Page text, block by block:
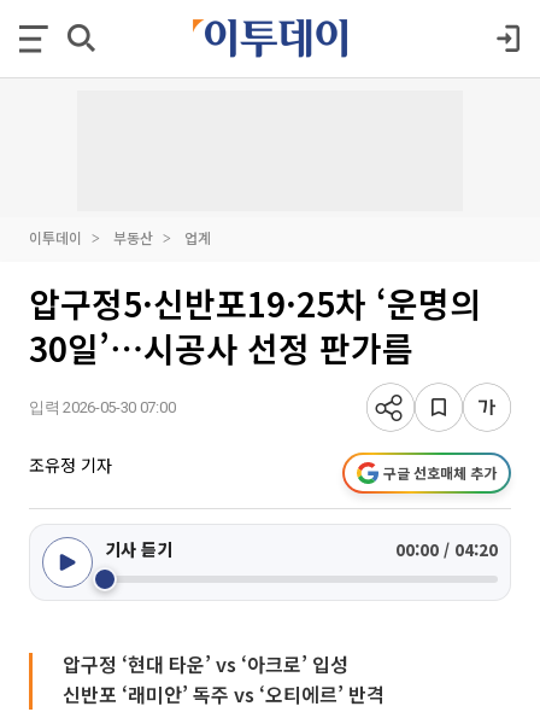
이투데이 부동산 업계
압구정5·신반포19·25차 ‘운명의
30일’⋯시공사 선정 판가름
입력 2026-05-30 07:00
조유정 기자 구글 선호매체 추가
기사 듣기 00:00 / 04:20
압구정 ‘현대 타운’ vs ‘아크로’ 입성
신반포 ‘래미안’ 독주 vs ‘오티에르’ 반격